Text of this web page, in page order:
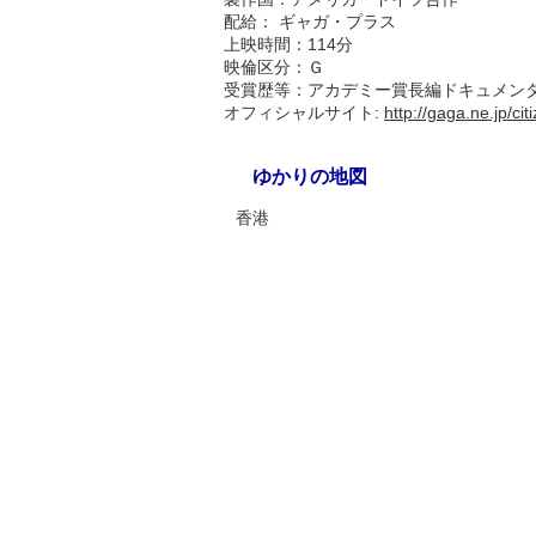
配給： ギャガ・プラス
上映時間：114分
映倫区分：Ｇ
受賞歴等：アカデミー賞長編ドキュメン
オフィシャルサイト: http://gaga.ne.jp/
ゆかりの地図
香港